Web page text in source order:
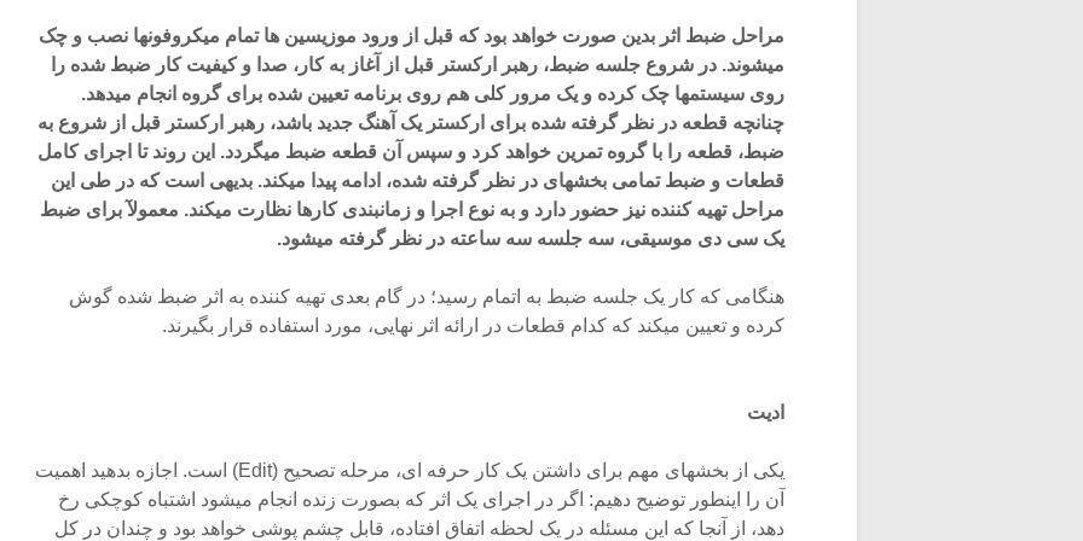
مراحل ضبط اثر بدین صورت خواهد بود که قبل از ورود موزیسین ها تمام میکروفونها نصب و چک
میشوند. در شروع جلسه ضبط، رهبر ارکستر قبل از آغاز به کار، صدا و کیفیت کار ضبط شده را
روی سیستمها چک کرده و یک مرور کلی هم روی برنامه تعیین شده برای گروه انجام میدهد.
چنانچه قطعه در نظر گرفته شده برای ارکستر یک آهنگ جدید باشد، رهبر ارکستر قبل از شروع به
ضبط، قطعه را با گروه تمرین خواهد کرد و سپس آن قطعه ضبط میگردد. این روند تا اجرای کامل
قطعات و ضبط تمامی بخشهای در نظر گرفته شده، ادامه پیدا میکند. بدیهی است که در طی این
مراحل تهیه کننده نیز حضور دارد و به نوع اجرا و زمانبندی کارها نظارت میکند. معمولآ برای ضبط
یک سی دی موسیقی، سه جلسه سه ساعته در نظر گرفته میشود.
هنگامی که کار یک جلسه ضبط به اتمام رسید؛ در گام بعدی تهیه کننده به اثر ضبط شده گوش
کرده و تعیین میکند که کدام قطعات در ارائه اثر نهایی، مورد استفاده قرار بگیرند.
ادیت
یکی از بخشهای مهم برای داشتن یک کار حرفه ای، مرحله تصحیح (Edit) است. اجازه بدهید اهمیت
آن را اینطور توضیح دهیم: اگر در اجرای یک اثر که بصورت زنده انجام میشود اشتباه کوچکی رخ
دهد، از آنجا که این مسئله در یک لحظه اتفاق افتاده، قابل چشم پوشی خواهد بود و چندان در کل